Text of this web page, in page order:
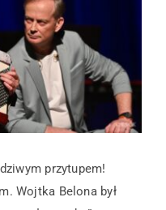
przytupem!
Wojtka Belona był